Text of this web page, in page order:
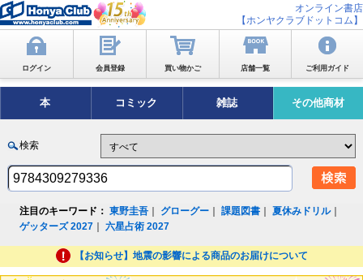
オンライン書店
【ホンヤクラブドットコム】
ログイン 会員登録 買い物かご 店舗一覧 ご利用ガイド
本 コミック 雑誌 その他商材
検索
注目のキーワード： 東野圭吾 グローグー ｜課題図書 ｜夏休みドリル｜
ゲッターズ 2027 ｜六星占術 2027
【お知らせ】地震の影響による商品のお届けについて